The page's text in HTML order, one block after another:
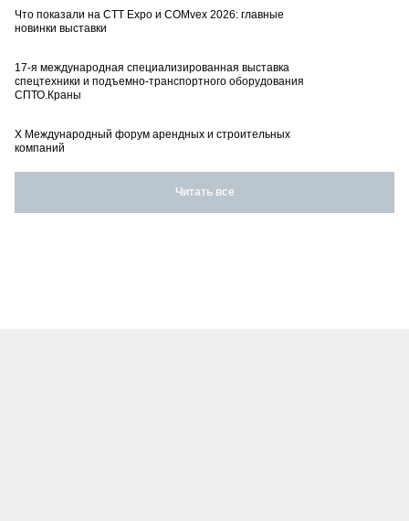
Что показали на CTT Expo и COMvex 2026: главные
новинки выставки
17-я международная специализированная выставка
спецтехники и подъемно-транспортного оборудования
СПТО.Краны
X Международный форум арендных и строительных
компаний
Читать все